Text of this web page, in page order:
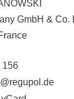
GmbH & Co.
156